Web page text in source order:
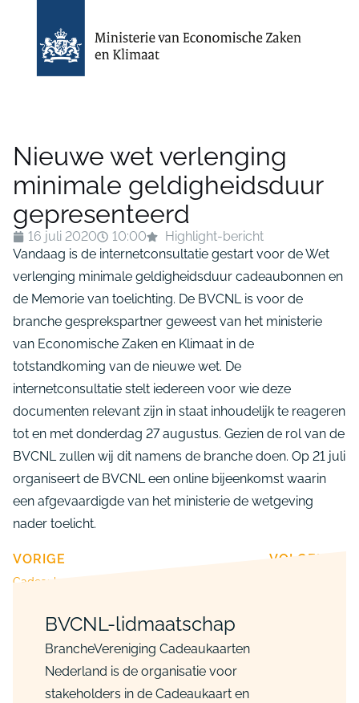
Nieuwe wet verlenging
minimale geldigheidsduur
gepresenteerd
16 juli 2020 10:00
Highlight-bericht
Vandaag is de internetconsultatie gestart voor de Wet
verlenging minimale geldigheidsduur cadeaubonnen en
de Memorie van toelichting. De BVCNL is voor de
branche gesprekspartner geweest van het ministerie
van Economische Zaken en Klimaat in de
totstandkoming van de nieuwe wet. De
internetconsultatie stelt iedereen voor wie deze
documenten relevant zijn in staat inhoudelijk te reageren
tot en met donderdag 27 augustus. Gezien de rol van de
BVCNL zullen wij dit namens de branche doen. Op 21 juli
organiseert de BVCNL een online bijeenkomst waarin
een afgevaardigde van het ministerie de wetgeving
nader toelicht.
VORIGE
Cadeaukaarten in coronatijd
VOLGENDE
BVCNL-lidmaatschap
BrancheVereniging Cadeaukaarten
Nederland is de organisatie voor
stakeholders in de Cadeaukaart en